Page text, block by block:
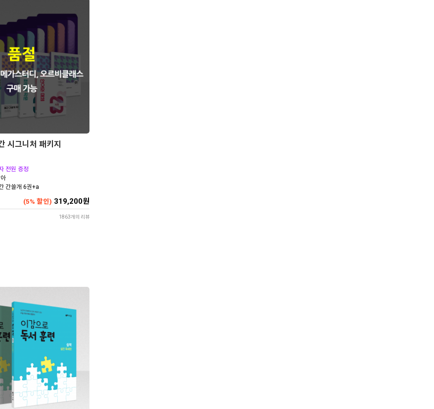
시그니처 패키지
전원 증정
간쓸개 6권+a
(5% 할인) 319,200원
1863개의 리뷰